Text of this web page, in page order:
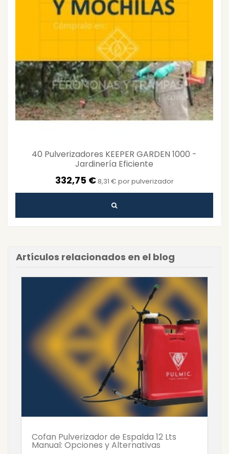
40 Pulverizadores KEEPER GARDEN 1000 -
Jardinería Eficiente
332,75 €8,31 € por pulverizador
Artículos relacionados en el blog
Cofan Pulverizador de Espalda 12 Lts
Manual: Opciones y Alternativas